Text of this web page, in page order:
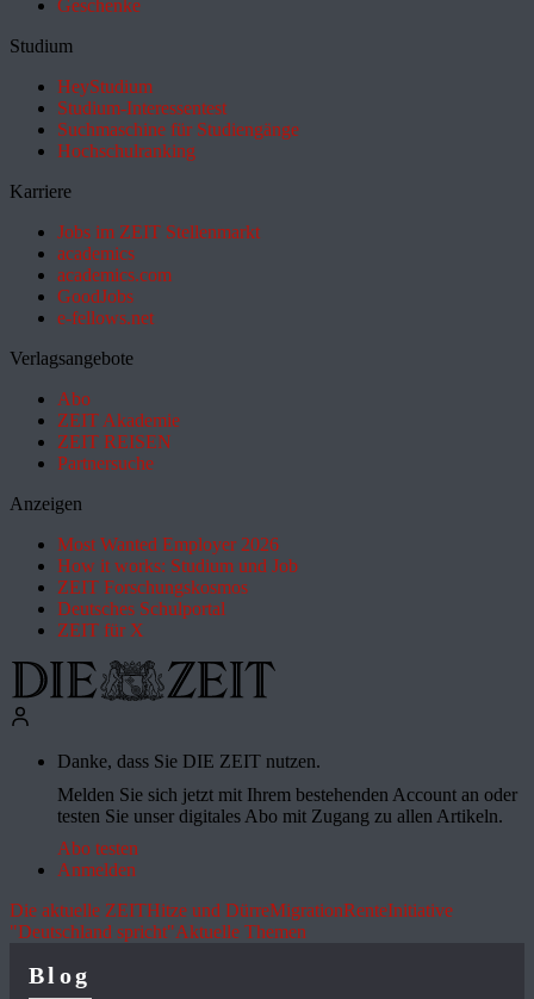
Geschenke
Studium
HeyStudium
Studium-Interessentest
Suchmaschine für Studiengänge
Hochschulranking
Karriere
Jobs im ZEIT Stellenmarkt
academics
academics.com
GoodJobs
e-fellows.net
Verlagsangebote
Abo
ZEIT Akademie
ZEIT REISEN
Partnersuche
Anzeigen
Most Wanted Employer 2026
How it works: Studium und Job
ZEIT Forschungskosmos
Deutsches Schulportal
ZEIT für X
Danke, dass Sie DIE ZEIT nutzen.
Melden Sie sich jetzt mit Ihrem bestehenden Account an oder
testen Sie unser digitales Abo mit Zugang zu allen Artikeln.
Abo testen
Anmelden
Die aktuelle ZEITHitze und DürreMigrationRenteInitiative
"Deutschland spricht"Aktuelle Themen
Blog